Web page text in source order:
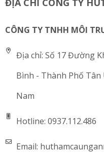
ĐỊA CHỈ CÔNG TY
CÔNG TY TNHH MÔI
Địa chỉ: Số 17 Đường
Bình - Thành Phố
Nam
Hotline: 0937.112.486
Email: